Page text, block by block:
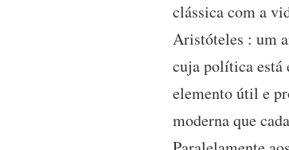
clássica com a
Aristóteles : um
cuja política está
elemento útil e
moderna que